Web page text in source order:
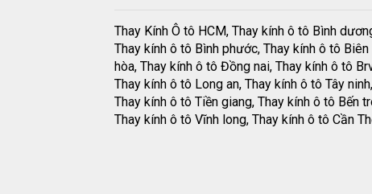
Thay Kính Ô tô HCM, Thay kính ô tô Bình
Thay kính ô tô Bình phước, Thay kính ô tô Biên
hòa, Thay kính ô tô Đồng nai, Thay kính ô tô
Thay kính ô tô Long an, Thay kính ô tô Tây ninh,
Thay kính ô tô Tiền giang, Thay kính ô tô Bến
Thay kính ô tô Vĩnh long, Thay kính ô tô Cần